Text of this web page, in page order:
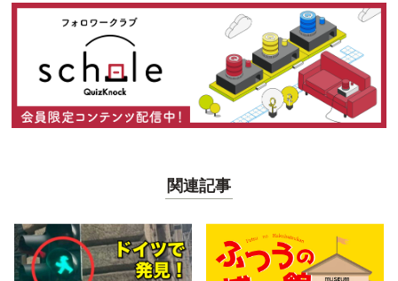
関連記事